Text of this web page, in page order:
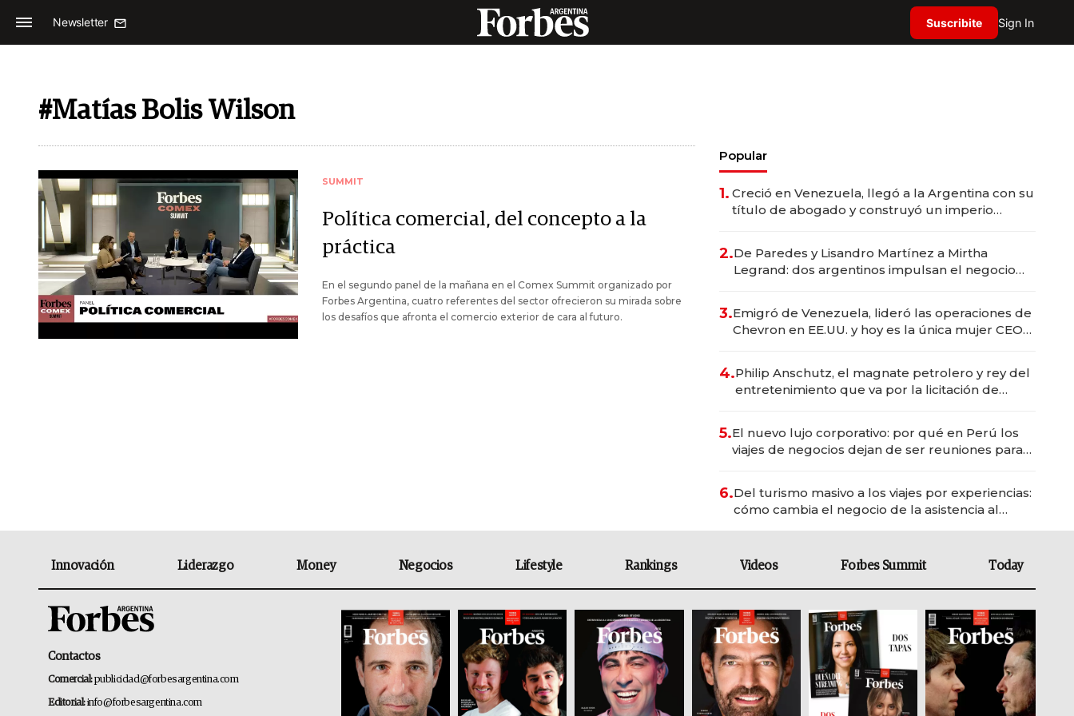
Newsletter Suscribite Sign In
#Matías Bolis Wilson
SUMMIT
Política comercial, del concepto a la
práctica
En el segundo panel de la mañana en el Comex Summit organizado por
Forbes Argentina, cuatro referentes del sector ofrecieron su mirada sobre
los desafíos que afronta el comercio exterior de cara al futuro.
Popular
1. Creció en Venezuela, llegó a la Argentina con su
título de abogado y construyó un imperio
2.De Paredes y Lisandro Martínez a Mirtha
Legrand: dos argentinos impulsan el negocio
3.Emigró de Venezuela, lideró las operaciones de
Chevron en EE.UU. y hoy es la única mujer CEO
4.Philip Anschutz, el magnate petrolero y rey del
entretenimiento que va por la licitación de
5.El nuevo lujo corporativo: por qué en Perú los
viajes de negocios dejan de ser reuniones para
6.Del turismo masivo a los viajes por experiencias:
cómo cambia el negocio de la asistencia al
Innovación Liderazgo Money Negocios Lifestyle Rankings Videos Forbes Summit Today
Contactos
Comercial:publicidad@forbesargentina.com
Editorial:info@forbesargentina.com